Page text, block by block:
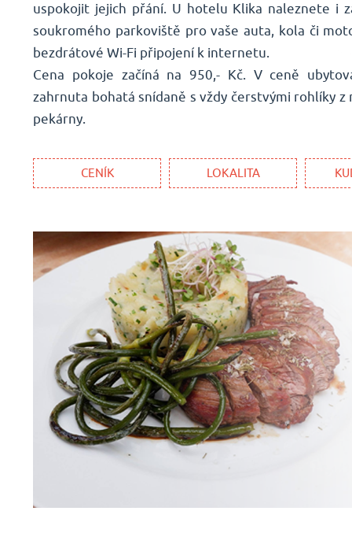
uspokojit jejich přání. U hotelu Klika naleznete i
soukromého parkoviště pro vaše auta, kola či
bezdrátové Wi-Fi připojení k internetu.
Cena pokoje začíná na 950,- Kč. V ceně
zahrnuta bohatá snídaně s vždy čerstvými rohlíky z
pekárny.
CENÍK LOKALITA